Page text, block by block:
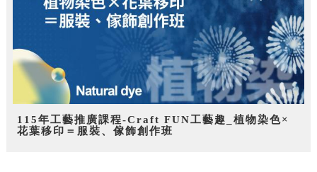
115年工藝推廣課程-Craft FUN工藝趣_植物染色×
花葉移印＝服裝、傢飾創作班